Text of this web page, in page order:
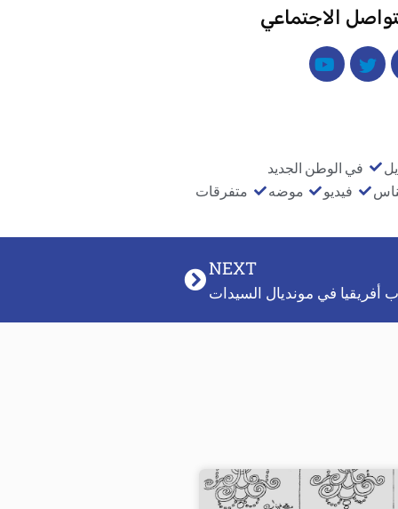
الاجتماعي
في الوطن الجديد
فيديو موضه متفرقات
NEXT
أفريقيا في مونديال السيدات